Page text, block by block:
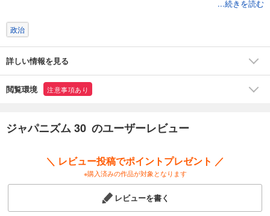
左翼法曹界の浄化 余命プロジェクトチーム
私達のさよならパヨク ジャパニズム編集部
[漫画]異なる意見は粛正!激化するパヨロールに対処する術は!? 孫向文
パヨクたちの 「反日のための一致団結」 孫向文
予断を許さなくなったヨーロッパ情勢と第三次世界大戦前夜 宇田川敬介
図解まるわかり! マスコミと日教組が隠していたニッポンの歴史―その2
目には目を歯には歯を 在日三世@3korean
靖國の英霊の嘆きを聴け 高森明勅
いわゆるサヨクの自爆テロ KAZUYA
♯先生質問です カミカゼじゃあの
[漫画]日之丸街宣女子 第11話 バッシングバッシング 作/岡田壱花 画/富田
地方を考える 第7回 神奈川県 地方を喰い侵略する住民投票条例 永井由紀
...続きを読む
政治
詳しい情報を見る
閲覧環境 注意事項あり
ジャパニズム 30 のユーザーレビュー
＼ レビュー投稿でポイントプレゼント ／
※購入済みの作品が対象となります
レビューを書く